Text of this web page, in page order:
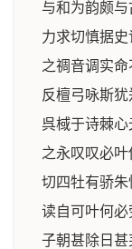
与和为韵颇
力求切慎据
之禂音调实
反檀弓咏斯
呉棫于诗棘
之永叹叹必
切四牡有骄
读自可叶何
子朝甚除日